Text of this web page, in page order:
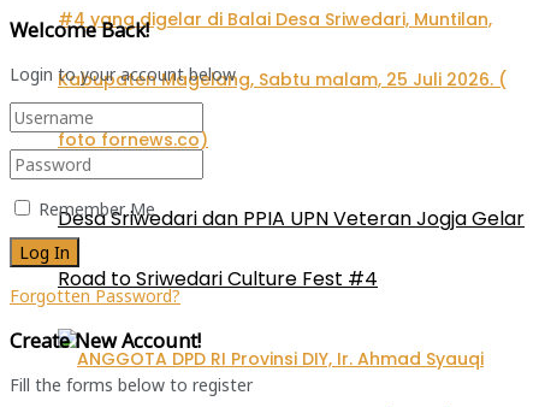
Desa Sriwedari dan PPIA UPN Veteran Jogja Gelar
Road to Sriwedari Culture Fest #4
Welcome Back!
Login to your account below
Remember Me
Forgotten Password?
Create New Account!
Fill the forms below to register